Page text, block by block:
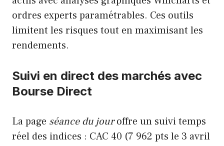
ordres experts paramétrables. Ces outils
limitent les risques tout en maximisant les
rendements.
Suivi en direct des marchés avec
Bourse Direct
La page séance du jouroffre un suivi temps
réel des indices : CAC 40 (7 962 pts le 3 avril